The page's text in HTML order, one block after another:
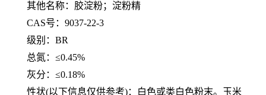
其他名称：胶淀粉；淀粉精
CAS号：9037-22-3
级别： BR
总氮： ≤0.45%
灰分： ≤0.18%
性状(以下信息仅供参考)：白色或类白色粉末。玉米